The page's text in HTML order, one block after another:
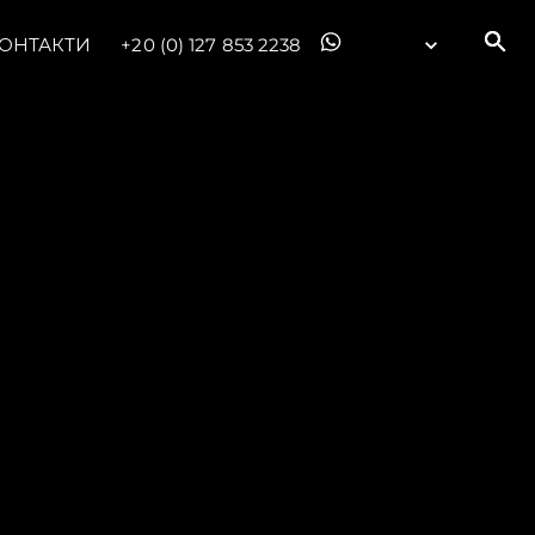
+20 (0) 127 853 2238